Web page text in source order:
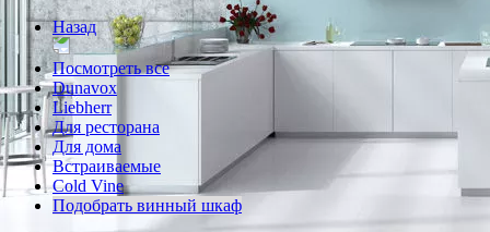
Назад
Посмотреть все
Dunavox
Liebherr
Для ресторана
Для дома
Встраиваемые
Cold Vine
Подобрать винный шкаф